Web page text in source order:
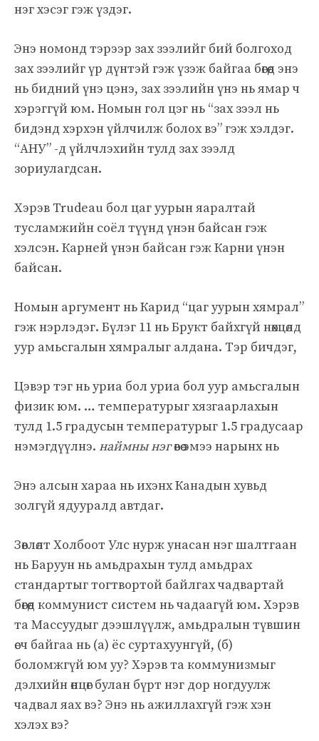
нэг хэсэг гэж үздэг.
Энэ номонд тэрээр зах зээлийг бий болгоход
зах зээлийг үр дүнтэй гэж үзэж байгаа бөгөөд энэ
нь бидний үнэ цэнэ, зах зээлийн үнэ нь ямар ч
хэрэггүй юм. Номын гол цэг нь “зах зээл нь
бидэнд хэрхэн үйлчилж болох вэ” гэж хэлдэг.
“АНУ” -д үйлчлэхийн тулд зах зээлд
зориулагдсан.
Хэрэв Trudeau бол цаг уурын яаралтай
тусламжийн соёл түүнд үнэн байсан гэж
хэлсэн. Карней үнэн байсан гэж Карни үнэн
байсан.
Номын аргумент нь Карид “цаг уурын хямрал”
гэж нэрлэдэг. Бүлэг 11 нь Брукт байхгүй нөхцөлд
уур амьсгалын хямралыг алдана. Тэр бичдэг,
Цэвэр тэг нь уриа бол уриа бол уур амьсгалын
физик юм. … температурыг хязгаарлахын
тулд 1.5 градусын температурыг 1.5 градусаар
нэмэгдүүлнэ. наймны нэгөвөө эмээ нарынх нь
Энэ алсын хараа нь ихэнх Канадын хувьд
золгүй ядууралд автдаг.
Зөвлөлт Холбоот Улс нурж унасан нэг шалтгаан
нь Баруун нь амьдрахын тулд амьдрах
стандартыг тогтвортой байлгах чадвартай
бөгөөд коммунист систем нь чадаагүй юм. Хэрэв
та Массуудыг дээшлүүлж, амьдралын түвшин
өсч байгаа нь (a) ёс суртахуунгүй, (б)
боломжгүй юм уу? Хэрэв та коммунизмыг
дэлхийн өнцөг булан бүрт нэг дор ногдуулж
чадвал яах вэ? Энэ нь ажиллахгүй гэж хэн
хэлэх вэ?